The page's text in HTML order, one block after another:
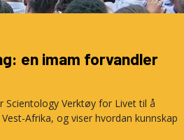
en imam forvandler
Scientology Verktøy for Livet til å
Afrika, og viser hvordan kunnskap